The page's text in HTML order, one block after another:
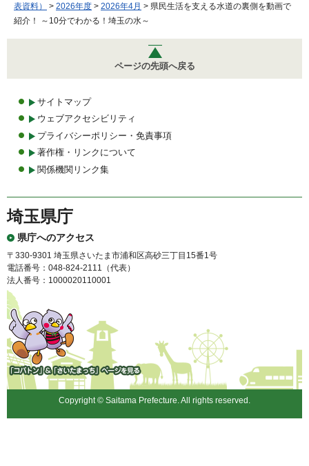
表資料）
> 2026年度 > 2026年4月 > 県民生活を支える水道の裏側を動画で
紹介！ ～10分でわかる！埼玉の水～
ページの先頭へ戻る
サイトマップ
ウェブアクセシビリティ
プライバシーポリシー・免責事項
著作権・リンクについて
関係機関リンク集
埼玉県庁
県庁へのアクセス
〒330-9301 埼玉県さいたま市浦和区高砂三丁目15番1号
電話番号：048-824-2111（代表）
法人番号：1000020110001
「コバトン」&「さいたまっ
ち」
Copyright © Saitama Prefecture. All rights reserved.